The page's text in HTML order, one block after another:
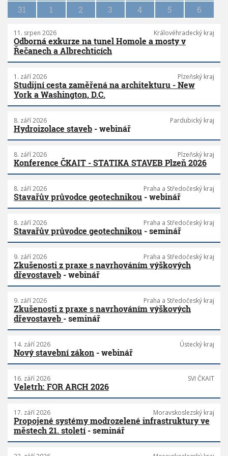
31
1 2 3 4 5 6
11. srpen 2026 Královéhradecký kraj
Odborná exkurze na tunel Homole a mosty v
Řečanech a Albrechticích
1. září 2026 Plzeňský kraj
Studijní cesta zaměřená na architekturu - New
York a Washington, D.C.
8. září 2026 Pardubický kraj
Hydroizolace staveb - webinář
8. září 2026 Plzeňský kraj
Konference ČKAIT - STATIKA STAVEB Plzeň 2026
8. září 2026 Praha a Středočeský kraj
Stavařův průvodce geotechnikou - webinář
8. září 2026 Praha a Středočeský kraj
Stavařův průvodce geotechnikou - seminář
9. září 2026 Praha a Středočeský kraj
Zkušenosti z praxe s navrhováním výškových
dřevostaveb - webinář
9. září 2026 Praha a Středočeský kraj
Zkušenosti z praxe s navrhováním výškových
dřevostaveb - seminář
14. září 2026 Ústecký kraj
Nový stavební zákon - webinář
16. září 2026 SVI ČKAIT
Veletrh: FOR ARCH 2026
17. září 2026 Moravskoslezský kraj
Propojené systémy modrozelené infrastruktury ve
městech 21. století- seminář